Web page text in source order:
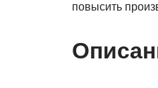
повысить